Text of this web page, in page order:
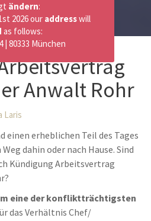
Anwalt Rohr
Laris
einen erheblichen Teil des Tages
dahin oder nach Hause. Sind
Kündigung Arbeitsvertrag
eine der konfliktträchtigsten
das Verhältnis Chef/
ändern:
2026 our addresswill
as follows:
| 80333 München